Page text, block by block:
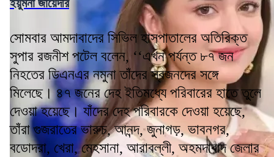
ইয়ুমনা জায়েদীর
সোমবার আমদাবাদের সিভিল হাসপাতালের অতিরিক্ত
সুপার রজনীশ পটেল বলেন, ‘‘এখন পর্যন্ত ৮৭ জন
নিহতের ডিএনএর নমুনা তাঁদের স্বজনদের সঙ্গে
মিলেছে। ৪৭ জনের দেহ ইতিমধ্যে পরিবারের হাতে তুলে
দেওয়া হয়েছে। যাঁদের দেহ পরিবারকে দেওয়া হয়েছে,
তাঁরা গুজরাতের ভারুচ, আনন্দ, জুনাগড়, ভাবনগর,
বডোদরা, খেরা, মেহসানা, আরাবল্লী, অহমদাবাদ জেলার